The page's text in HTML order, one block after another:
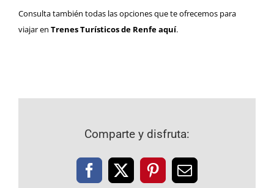
Consulta también todas las opciones que te ofrecemos para
viajar en Trenes Turísticos de Renfe aquí.
Comparte y disfruta:
Facebook
X PinterestCorreo